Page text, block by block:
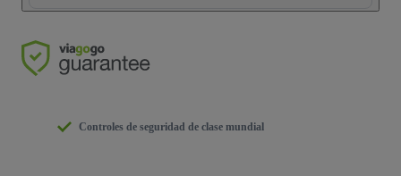
Controles de seguridad de clase mundial